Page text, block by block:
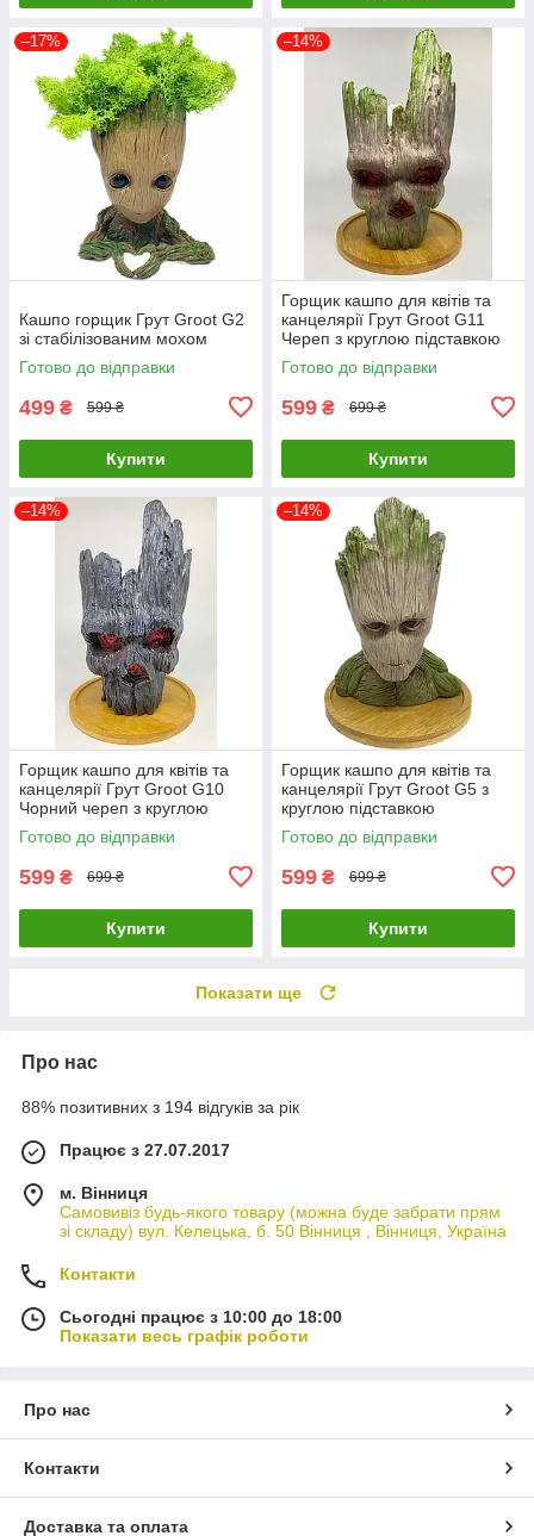
–17%
Кашпо горщик Грут Groot G2
зі стабілізованим мохом
Готово до відправки
499 ₴ 599 ₴
Купити
–14%
Горщик кашпо для квітів та
канцелярії Грут Groot G11
Череп з круглою підставкою
Готово до відправки
599 ₴ 699 ₴
Купити
–14%
Горщик кашпо для квітів та
канцелярії Грут Groot G10
Чорний череп з круглою
підставкою
Готово до відправки
599 ₴ 699 ₴
Купити
–14%
Горщик кашпо для квітів та
канцелярії Грут Groot G5 з
круглою підставкою
Готово до відправки
599 ₴ 699 ₴
Купити
Показати ще
Про нас
88% позитивних з 194 відгуків за рік
Працює з 27.07.2017
м. Вінниця
Самовивіз будь-якого товару (можна буде забрати прям
зі складу) вул. Келецька, б. 50 Вінниця , Вінниця, Україна
Контакти
Сьогодні працює з 10:00 до 18:00
Показати весь графік роботи
Про нас
Контакти
Доставка та оплата